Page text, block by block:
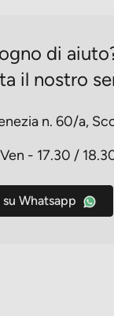
di
il nostro
n. 60/a,
- 17.30 /
Whatsapp